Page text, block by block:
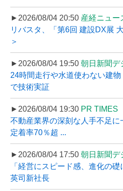
►2026/08/04 20:50 産経ニュー
リバスタ、「第6回 建設DX展
＞
►2026/08/04 19:50 朝日新聞デ
24時間走行や水道使わない建
で技術実証
►2026/08/04 19:30 PR TIMES
不動産業界の深刻な人手不足に
定着率70％超 ...
►2026/08/04 17:50 朝日新聞デ
「経営にスピード感、進化の
英司新社長